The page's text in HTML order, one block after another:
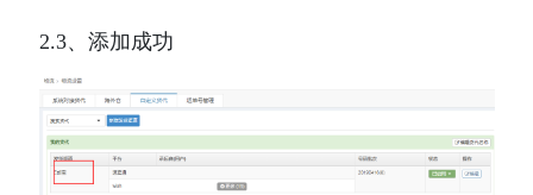
2.3、添加成功